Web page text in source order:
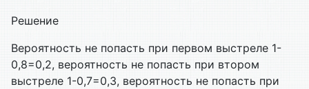
Решение
Вероятность не попасть при первом выстреле 1-
0,8=0,2, вероятность не попасть при втором
выстреле 1-0,7=0,3, вероятность не попасть при